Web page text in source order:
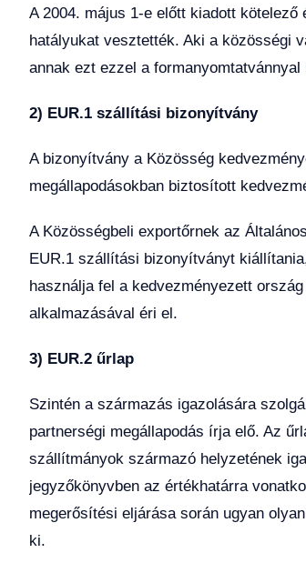
A 2004. május 1-e előtt kiadott
hatályukat vesztették. Aki a közösségi
annak ezt ezzel a
2) EUR.1 szállítási bizonyítvány
A bizonyítvány a Közösség
megállapodásokban biztosított
A Közösségbeli exportőrnek az
EUR.1 szállítási bizonyítványt
használja fel a kedvezményezett
alkalmazásával éri el.
3) EUR.2 űrlap
Szintén a származás igazolására
partnerségi megállapodás írja elő. Az
szállítmányok származó helyzetének
jegyzőkönyvben az értékhatárra
megerősítési eljárása során ugyan
ki.